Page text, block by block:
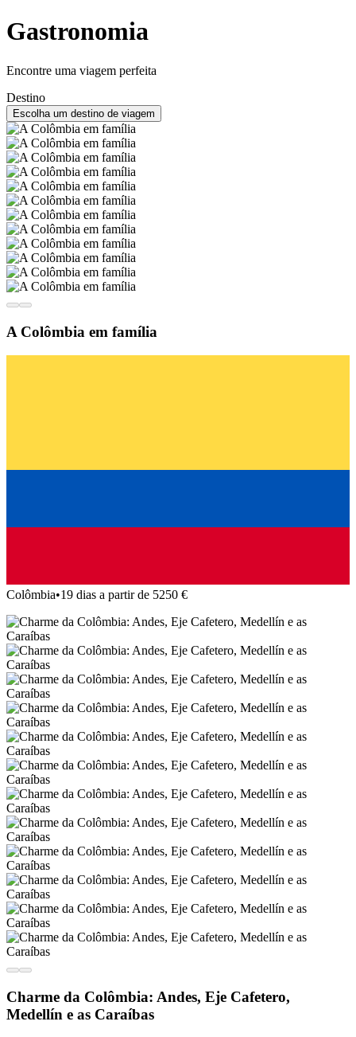
Gastronomia
Encontre uma viagem perfeita
Destino
Escolha um destino de viagem
A Colômbia em família
Colômbia•19 dias a partir de 5250 €
Charme da Colômbia: Andes, Eje Cafetero,
Medellín e as Caraíbas